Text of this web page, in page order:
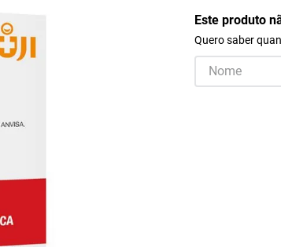
Este produto
Quero saber